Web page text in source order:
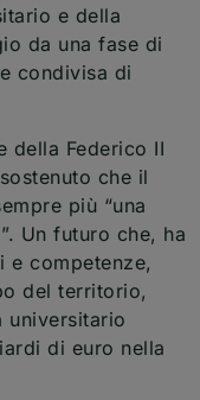
e della
da una fase di
condivisa di
della Federico II
che il
più “una
Un futuro che, ha
competenze,
del territorio,
universitario
di euro nella